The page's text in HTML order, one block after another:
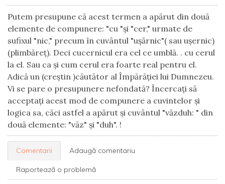
Putem presupune că acest termen a apărut din două
elemente de compunere: "cu "și "cer," urmate de
sufixul "nic," precum în cuvântul "ușărnic"( sau ușernic)
(plimbăreț). Deci cucernicul era cel ce umblă. . cu cerul
la el. Sau ca și cum cerul era foarte real pentru el.
Adică un (creștin )căutător al Împărăției lui Dumnezeu.
Vi se pare o presupunere nefondată? Încercați să
acceptați acest mod de compunere a cuvintelor și
logica sa, căci astfel a apărut și cuvântul "văzduh: " din
două elemente: "văz" și "duh". !
Comentarii Adaugă comentariu
Raportează o problemă